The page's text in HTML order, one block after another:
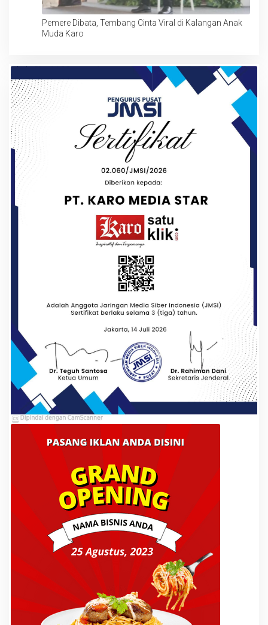
Pemere Dibata, Tembang Cinta Viral di Kalangan Anak
Muda Karo